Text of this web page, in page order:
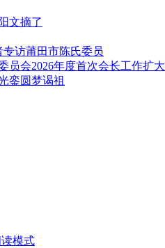
文摘了
访莆田市陈氏委员
员会2026年度首次会长工作扩大
銮圆梦谒祖
模式